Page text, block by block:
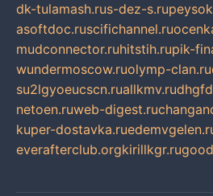
dk-tulamash.rus-dez-s.ru
asoftdoc.ruscifichannel.ru
mudconnector.ruhitstih.rupik-
wundermoscow.ruolymp-clan.ru
su2lgyoeucscn.ruallkmv.ru
netoen.ruweb-digest.ru
kuper-dostavka.ru
everafterclub.orgkirillkgr.ru